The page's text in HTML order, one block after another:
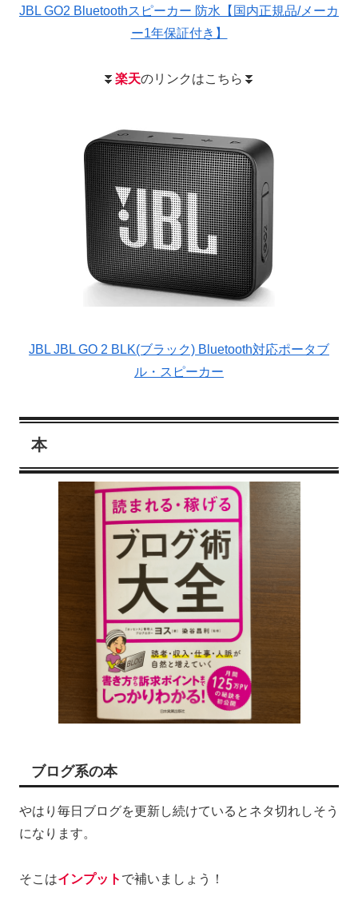
JBL GO2 Bluetoothスピーカー 防水【国内正規品/メーカ
ー1年保証付き】
⏬ 楽天のリンクはこちら⏬
JBL JBL GO 2 BLK(ブラック) Bluetooth対応ポータブ
ル・スピーカー
本
ブログ系の本
やはり毎日ブログを更新し続けているとネタ切れしそう
になります。
そこはインプット で補いましょう！